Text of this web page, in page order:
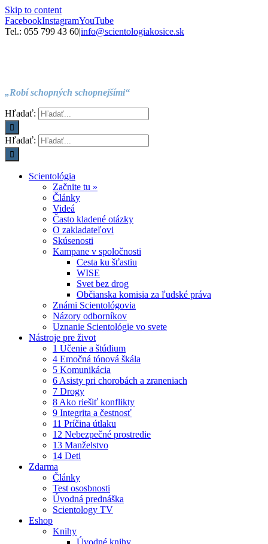
Skip to content
FacebookInstagramYouTube
Tel.: 055 799 43 60|info@scientologiakosice.sk
„Robí schopných schopnejšími“
Hľadať:
Hľadať:
Scientológia
Začnite tu »
Články
Videá
Často kladené otázky
O zakladateľovi
Skúsenosti
Kampane v spoločnosti
Cesta ku šťastiu
WISE
Svet bez drog
Občianska komisia za ľudské práva
Známi Scientológovia
Názory odborníkov
Uznanie Scientológie vo svete
Nástroje pre život
1 Učenie a štúdium
4 Emočná tónová škála
5 Komunikácia
6 Asisty pri chorobách a zraneniach
7 Drogy
8 Ako riešiť konflikty
9 Integrita a čestnosť
11 Príčina útlaku
12 Nebezpečné prostredie
13 Manželstvo
14 Deti
Zdarma
Články
Test ososbnosti
Úvodná prednáška
Scientology TV
Eshop
Knihy
Úvodné knihy